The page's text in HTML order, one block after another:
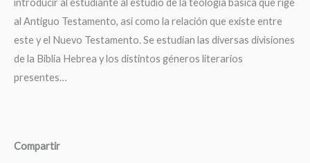
al Antiguo Testamento, así como la relación que existe entre
este y el Nuevo Testamento. Se estudian las diversas divisiones
de la Biblia Hebrea y los distintos géneros literarios
presentes…
Compartir